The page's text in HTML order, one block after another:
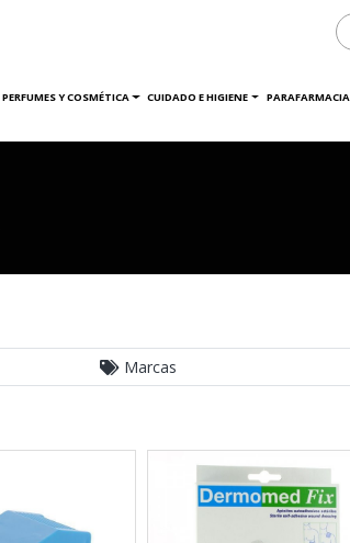
PERFUMES Y COSMÉTICA CUIDADO E HIGIENE PARAFARMACIA
Marcas